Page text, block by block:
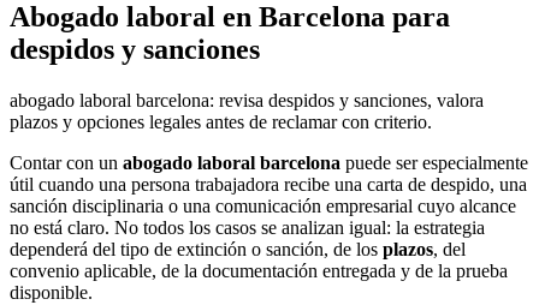
Abogado laboral en Barcelona para
despidos y sanciones
abogado laboral barcelona: revisa despidos y sanciones, valora
plazos y opciones legales antes de reclamar con criterio.
Contar con un abogado laboral barcelona puede ser especialmente
útil cuando una persona trabajadora recibe una carta de despido, una
sanción disciplinaria o una comunicación empresarial cuyo alcance
no está claro. No todos los casos se analizan igual: la estrategia
dependerá del tipo de extinción o sanción, de los plazos, del
convenio aplicable, de la documentación entregada y de la prueba
disponible.